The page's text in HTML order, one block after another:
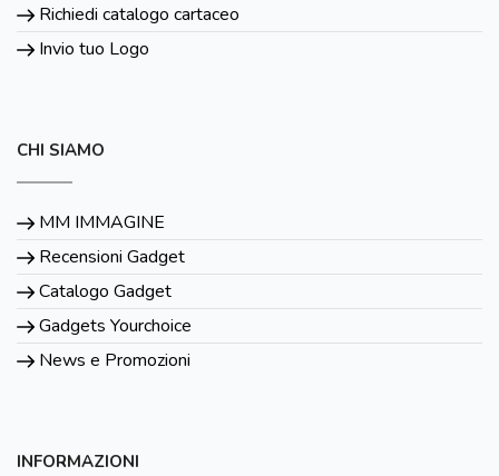
Richiedi catalogo cartaceo
Invio tuo Logo
CHI SIAMO
MM IMMAGINE
Recensioni Gadget
Catalogo Gadget
Gadgets Yourchoice
News e Promozioni
INFORMAZIONI